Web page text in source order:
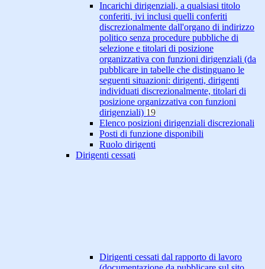
Incarichi dirigenziali, a qualsiasi titolo
conferiti, ivi inclusi quelli conferiti
discrezionalmente dall'organo di indirizzo
politico senza procedure pubbliche di
selezione e titolari di posizione
organizzativa con funzioni dirigenziali (da
pubblicare in tabelle che distinguano le
seguenti situazioni: dirigenti, dirigenti
individuati discrezionalmente, titolari di
posizione organizzativa con funzioni
dirigenziali) 19
Elenco posizioni dirigenziali discrezionali
Posti di funzione disponibili
Ruolo dirigenti
Dirigenti cessati
Dirigenti cessati dal rapporto di lavoro